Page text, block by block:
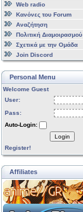
Web radio
Κανόνες του Forum
Αναζήτηση
Πολιτική Διαμοιρασμού
Σχετικά με την Ομάδα
Join Discord
Personal Menu
Welcome Guest
User:
Pass:
Auto-Login:
Login
Register!
Affiliates